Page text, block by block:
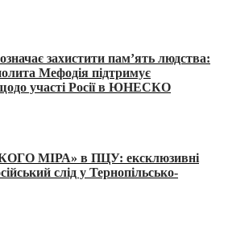
захистити пам’ять людства:
Мефодія підтримує
участі Росії в ЮНЕСКО
МІРА» в ПЦУ: ексклюзивні
слід у Тернопільсько-